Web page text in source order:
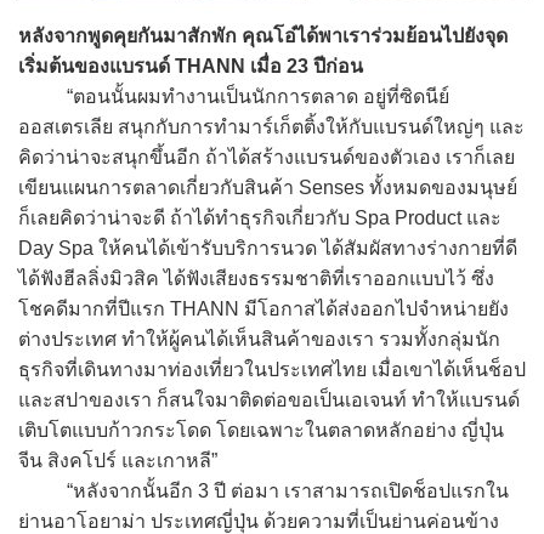
หลังจากพูดคุยกันมาสักพัก คุณโอ๋ได้พาเราร่วมย้อนไปยังจุด
เริ่มต้นของแบรนด์ THANN เมื่อ 23 ปีก่อน
“ตอนนั้นผมทำงานเป็นนักการตลาด อยู่ที่ซิดนีย์
ออสเตรเลีย สนุกกับการทำมาร์เก็ตติ้งให้กับแบรนด์ใหญ่ๆ และ
คิดว่าน่าจะสนุกขึ้นอีก ถ้าได้สร้างแบรนด์ของตัวเอง เราก็เลย
เขียนแผนการตลาดเกี่ยวกับสินค้า Senses ทั้งหมดของมนุษย์
ก็เลยคิดว่าน่าจะดี ถ้าได้ทำธุรกิจเกี่ยวกับ Spa Product และ
Day Spa ให้คนได้เข้ารับบริการนวด ได้สัมผัสทางร่างกายที่ดี
ได้ฟังฮีลลิ่งมิวสิค ได้ฟังเสียงธรรมชาติที่เราออกแบบไว้ ซึ่ง
โชคดีมากที่ปีแรก THANN มีโอกาสได้ส่งออกไปจำหน่ายยัง
ต่างประเทศ ทำให้ผู้คนได้เห็นสินค้าของเรา รวมทั้งกลุ่มนัก
ธุรกิจที่เดินทางมาท่องเที่ยวในประเทศไทย เมื่อเขาได้เห็นช็อป
และสปาของเรา ก็สนใจมาติดต่อขอเป็นเอเจนท์ ทำให้แบรนด์
เติบโตแบบก้าวกระโดด โดยเฉพาะในตลาดหลักอย่าง ญี่ปุ่น
จีน สิงคโปร์ และเกาหลี”
“หลังจากนั้นอีก 3 ปี ต่อมา เราสามารถเปิดช็อปแรกใน
ย่านอาโอยาม่า ประเทศญี่ปุ่น ด้วยความที่เป็นย่านค่อนข้าง